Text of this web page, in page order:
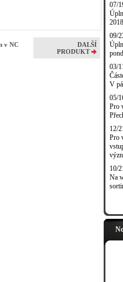
v NC
DALŠÍ
PRODUKT
07/
09/
03/
V
05/
Pro
12/
Pro
10/
Na